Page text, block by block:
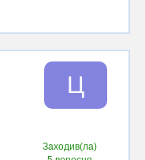
Ц
Заходив(ла)